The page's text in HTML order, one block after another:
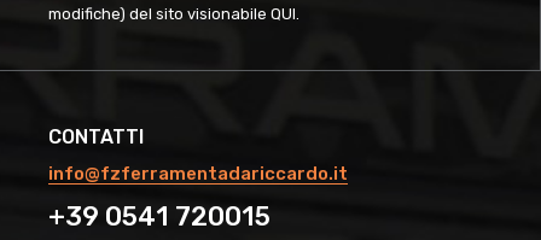
modifiche) del sito visionabile QUI
CONTATTI
info@fzferramentadariccardo.it
+39 0541 720015